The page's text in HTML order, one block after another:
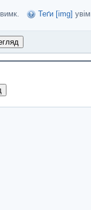
вимк. Теґи [img]